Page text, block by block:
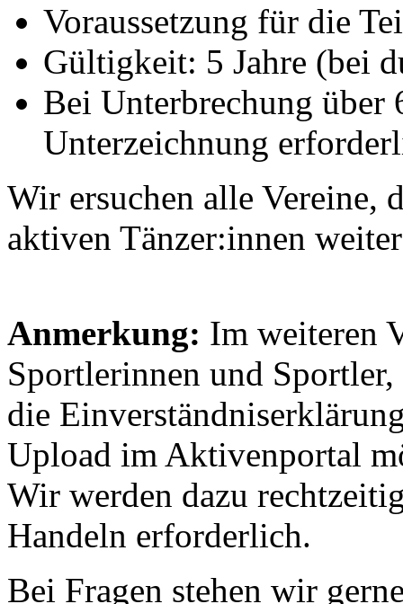
Voraussetzung für die
Gültigkeit: 5 Jahre (bei
Bei Unterbrechung über
Unterzeichnung
Wir ersuchen alle
aktiven Tänzer:innen
Anmerkung: Im weiteren
Sportlerinnen und
die
Upload im Aktivenportal
Wir werden dazu
Handeln erforderlich.
Bei Fragen stehen wir